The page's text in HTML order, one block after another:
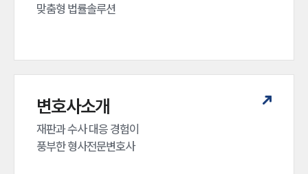
맞춤형 법률솔루션
변호사소개
재판과 수사 대응 경험이
풍부한 형사전문변호사